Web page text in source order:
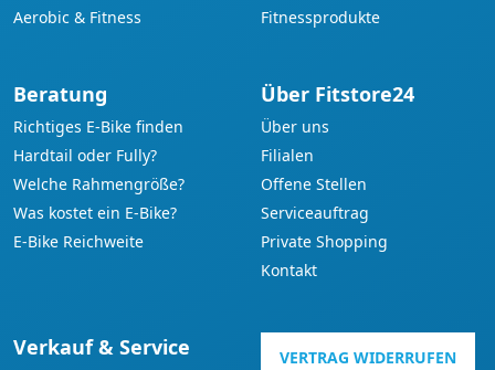
Aerobic & Fitness
Fitnessprodukte
Beratung
Richtiges E-Bike finden
Hardtail oder Fully?
Welche Rahmengröße?
Was kostet ein E-Bike?
E-Bike Reichweite
Über Fitstore24
Über uns
Filialen
Offene Stellen
Serviceauftrag
Private Shopping
Kontakt
Verkauf & Service VERTRAG WIDERRUFEN